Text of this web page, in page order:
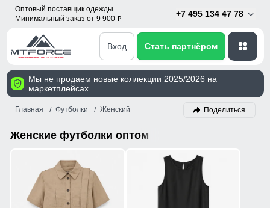
Оптовый поставщик одежды.
Минимальный заказ от 9 900 p
+7 495 134 47 78
Вход Стать партнёром
Мы не продаем новые коллекции 2025/2026 на
маркетплейсах.
Главная Футболки Женский Поделиться
Женские футболки оптом